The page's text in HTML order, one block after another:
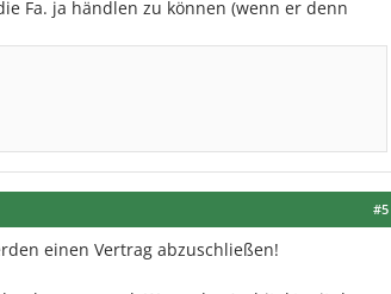
Fa. ja händlen zu können (wenn er denn
#5
einen Vertrag abzuschließen!